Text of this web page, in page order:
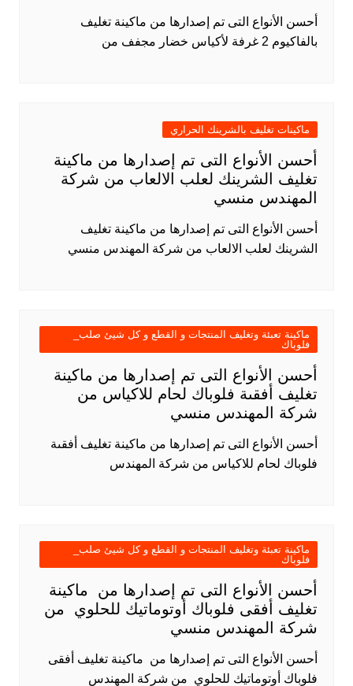
أحسن الأنواع التى تم إصدارها من ماكينة تغليف
بالفاكيوم 2 غرفة لأكياس خضار مجفف من
ماكينات تغليف بالشرينك الحراري
أحسن الأنواع التى تم إصدارها من ماكينة
تغليف الشرينك لعلب الالعاب من شركة
المهندس منسي
أحسن الأنواع التى تم إصدارها من ماكينة تغليف
الشرينك لعلب الالعاب من شركة المهندس منسي
ماكينة تعبئة وتغليف المنتجات و القطع و كل شيئ صلب_
فلوباك
أحسن الأنواع التى تم إصدارها من ماكينة
تغليف أفقىة فلوباك لحام للاكياس من
شركة المهندس منسي
أحسن الأنواع التى تم إصدارها من ماكينة تغليف أفقىة
فلوباك لحام للاكياس من شركة المهندس
ماكينة تعبئة وتغليف المنتجات و القطع و كل شيئ صلب_
فلوباك
أحسن الأنواع التى تم إصدارها من ماكينة
تغليف أفقى فلوباك أوتوماتيك للحلوي من
شركة المهندس منسي
أحسن الأنواع التى تم إصدارها من ماكينة تغليف أفقى
فلوباك أوتوماتيك للحلوي من شركة المهندس